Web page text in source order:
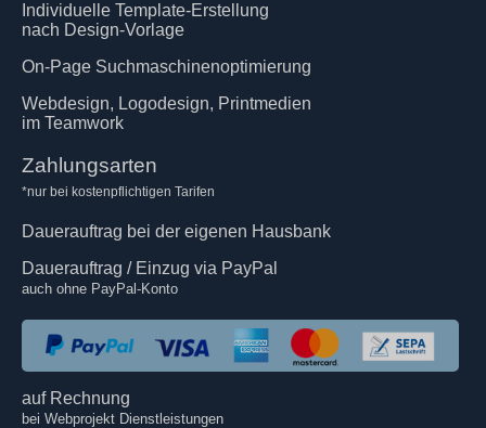
Individuelle Template-Erstellung
nach Design-Vorlage
On-Page Suchmaschinenoptimierung
Webdesign, Logodesign, Printmedien
im Teamwork
Zahlungsarten
*nur bei kostenpflichtigen Tarifen
Dauerauftrag bei der eigenen Hausbank
Dauerauftrag / Einzug via PayPal
auch ohne PayPal-Konto
auf Rechnung
bei Webprojekt Dienstleistungen